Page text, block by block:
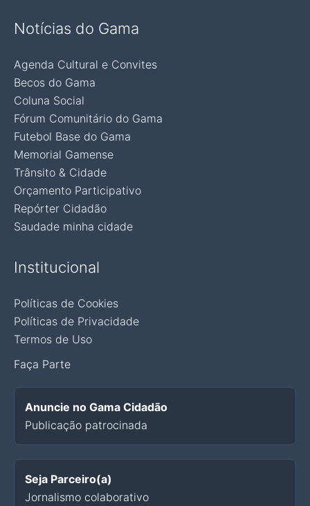
Notícias do Gama
Agenda Cultural e Convites
Becos do Gama
Coluna Social
Fórum Comunitário do Gama
Futebol Base do Gama
Memorial Gamense
Trânsito & Cidade
Orçamento Participativo
Repórter Cidadão
Saudade minha cidade
Institucional
Políticas de Cookies
Políticas de Privacidade
Termos de Uso
Faça Parte
Anuncie no Gama Cidadão
Publicação patrocinada
Seja Parceiro(a)
Jornalismo colaborativo